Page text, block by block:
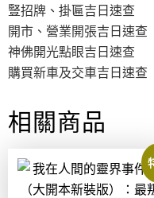
豎招牌、掛匾吉日速查
開市、營業開張吉日速查
神佛開光點眼吉日速查
購買新車及交車吉日速查
相關商品